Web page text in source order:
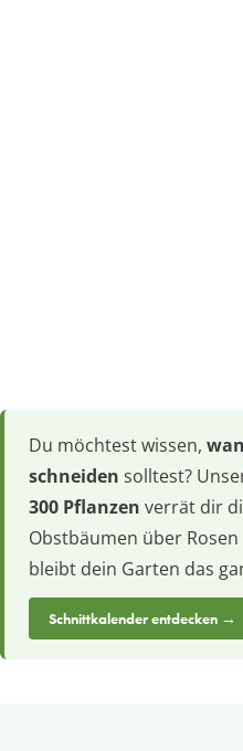
Du möchtest wissen,
schneiden solltest?
300 Pflanzen verrät dir
Obstbäumen über
bleibt dein Garten das
Schnittkalender entdecken →